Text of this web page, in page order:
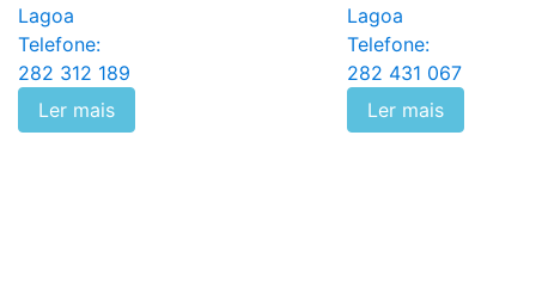
Lagoa
Telefone:
282 312 189
Ler mais
Lagoa
Telefone:
282 431 067
Ler mais